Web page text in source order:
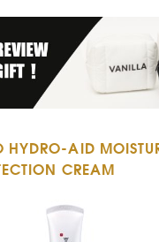
HYDRO-AID
CREAM